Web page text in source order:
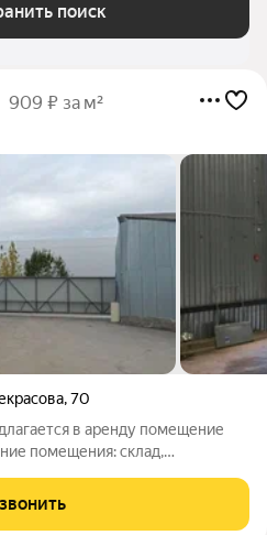
поиск
909 ₽ за м²
,70
в аренду помещение
помещения: склад,
от 150квт); -
- канализация